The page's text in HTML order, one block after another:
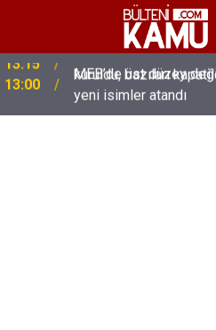
13:00
MEB’de üst düzey
yeni isimler atandı